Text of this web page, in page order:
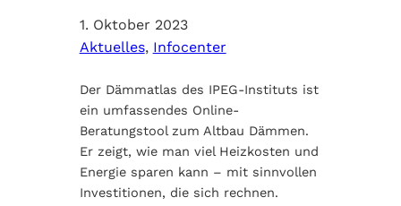
1. Oktober 2023
Aktuelles, Infocenter
Der Dämmatlas des IPEG-Instituts ist
ein umfassendes Online-
Beratungstool zum Altbau Dämmen.
Er zeigt, wie man viel Heizkosten und
Energie sparen kann – mit sinnvollen
Investitionen, die sich rechnen.